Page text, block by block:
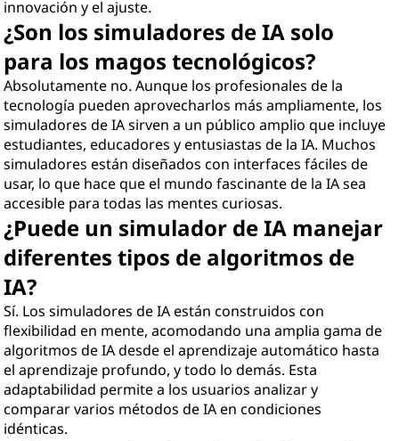
innovación y el ajuste.
¿Son los simuladores de IA solo
para los magos tecnológicos?
Absolutamente no. Aunque los profesionales de la
tecnología pueden aprovecharlos más ampliamente, los
simuladores de IA sirven a un público amplio que incluye
estudiantes, educadores y entusiastas de la IA. Muchos
simuladores están diseñados con interfaces fáciles de
usar, lo que hace que el mundo fascinante de la IA sea
accesible para todas las mentes curiosas.
¿Puede un simulador de IA manejar
diferentes tipos de algoritmos de
IA?
Sí. Los simuladores de IA están construidos con
flexibilidad en mente, acomodando una amplia gama de
algoritmos de IA desde el aprendizaje automático hasta
el aprendizaje profundo, y todo lo demás. Esta
adaptabilidad permite a los usuarios analizar y
comparar varios métodos de IA en condiciones
idénticas.